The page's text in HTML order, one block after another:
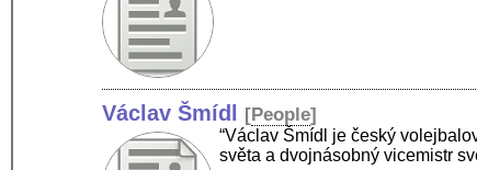
Václav Šmídl [People]
“Václav Šmídl je český
světa a dvojnásobný vicemistr